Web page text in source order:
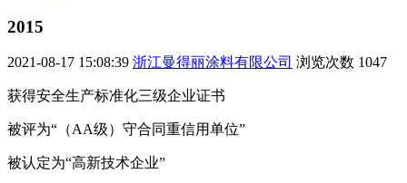
2015
2021-08-17 15:08:39 浙江曼得丽涂料有限公司 浏览次数 1047
获得安全生产标准化三级企业证书
被评为“（AA级）守合同重信用单位”
被认定为“高新技术企业”